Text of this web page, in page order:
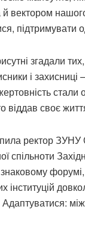
вектором
підтримувати
згадали
і
віддав своє
ректор
спільноти
форумі,
інституцій